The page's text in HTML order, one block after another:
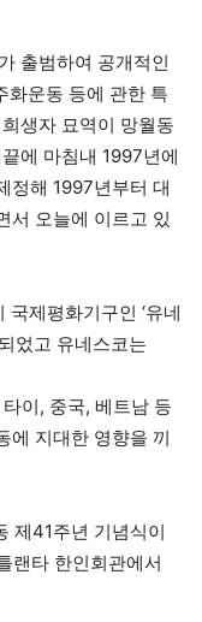
출범하여 공개적인
화운동 등에 관한 특
생자 묘역이 망월동
에 마침내 1997년에
정해 1997년부터 대
서 오늘에 이르고 있
제평화기구인 ‘유네
었고 유네스코는
이, 중국, 베트남 등
에 지대한 영향을 끼
제41주년 기념식이
랜타 한인회관에서